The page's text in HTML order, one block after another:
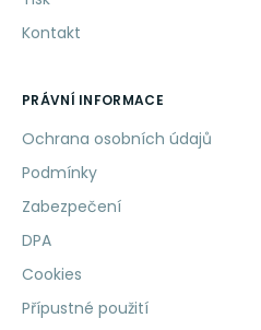
Kontakt
PRÁVNÍ INFORMACE
Ochrana osobních údajů
Podmínky
Zabezpečení
DPA
Cookies
Přípustné použití